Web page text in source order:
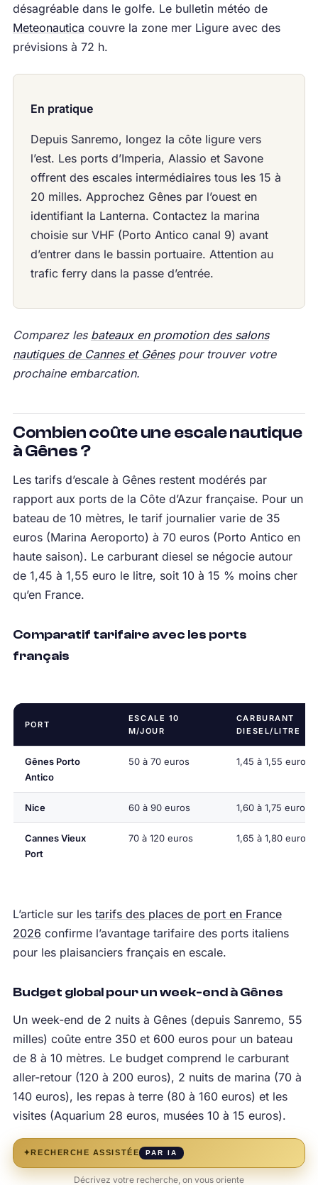
désagréable dans le golfe. Le bulletin météo de
Meteonautica couvre la zone mer Ligure avec des
prévisions à 72 h.
En pratique
Depuis Sanremo, longez la côte ligure vers
l’est. Les ports d’Imperia, Alassio et Savone
offrent des escales intermédiaires tous les 15 à
20 milles. Approchez Gênes par l’ouest en
identifiant la Lanterna. Contactez la marina
choisie sur VHF (Porto Antico canal 9) avant
d’entrer dans le bassin portuaire. Attention au
trafic ferry dans la passe d’entrée.
Comparez les bateaux en promotion des salons
nautiques de Cannes et Gênespour trouver votre
prochaine embarcation.
Combien coûte une escale nautique
à Gênes ?
Les tarifs d’escale à Gênes restent modérés par
rapport aux ports de la Côte d’Azur française. Pour un
bateau de 10 mètres, le tarif journalier varie de 35
euros (Marina Aeroporto) à 70 euros (Porto Antico en
haute saison). Le carburant diesel se négocie autour
de 1,45 à 1,55 euro le litre, soit 10 à 15 % moins cher
qu’en France.
Comparatif tarifaire avec les ports
français
PORT
ESCALE 10
M/JOUR
CARBURANT
DIESEL/LITRE
Gênes Porto
Antico
50 à 70 euros 1,45 à 1,55 euros
Nice 60 à 90 euros 1,60 à 1,75 euros
Cannes Vieux
Port
70 à 120 euros 1,65 à 1,80 euros
L’article sur les tarifs des places de port en France
2026 confirme l’avantage tarifaire des ports italiens
pour les plaisanciers français en escale.
Budget global pour un week-end à Gênes
Un week-end de 2 nuits à Gênes (depuis Sanremo, 55
milles) coûte entre 350 et 600 euros pour un bateau
de 8 à 10 mètres. Le budget comprend le carburant
aller-retour (120 à 200 euros), 2 nuits de marina (70 à
140 euros), les repas à terre (80 à 160 euros) et les
visites (Aquarium 28 euros, musées 10 à 15 euros).
✦ RECHERCHE ASSISTÉE PAR IA
Décrivez votre recherche, on vous oriente